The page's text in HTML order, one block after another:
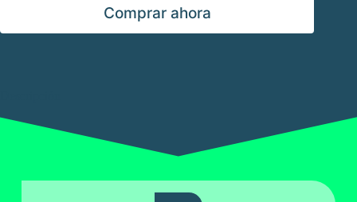
Comprar ahora